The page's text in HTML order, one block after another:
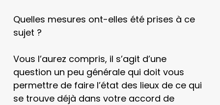
Quelles mesures ont-elles été prises à ce
sujet ?
Vous l’aurez compris, il s’agit d’une
question un peu générale qui doit vous
permettre de faire l’état des lieux de ce qui
se trouve déjà dans votre accord de